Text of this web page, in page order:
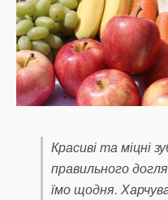
Красиві та міцні
правильного
їмо щодня.